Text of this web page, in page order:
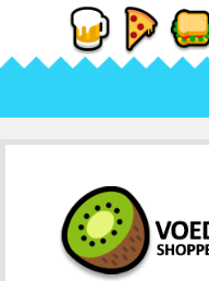
Home
Categorie
Merk